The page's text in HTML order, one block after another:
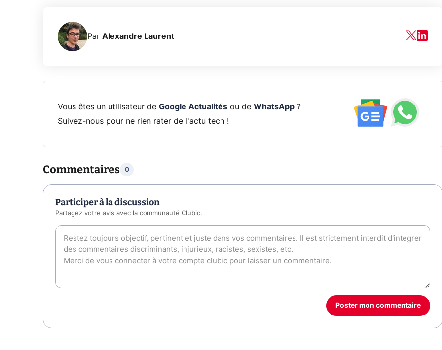
Par Alexandre Laurent
Vous êtes un utilisateur de Google Actualitésou de WhatsApp?
Suivez-nous pour ne rien rater de l'actu tech !
Commentaires 0
Participer à la discussion
Partagez votre avis avec la communauté Clubic.
Poster mon commentaire